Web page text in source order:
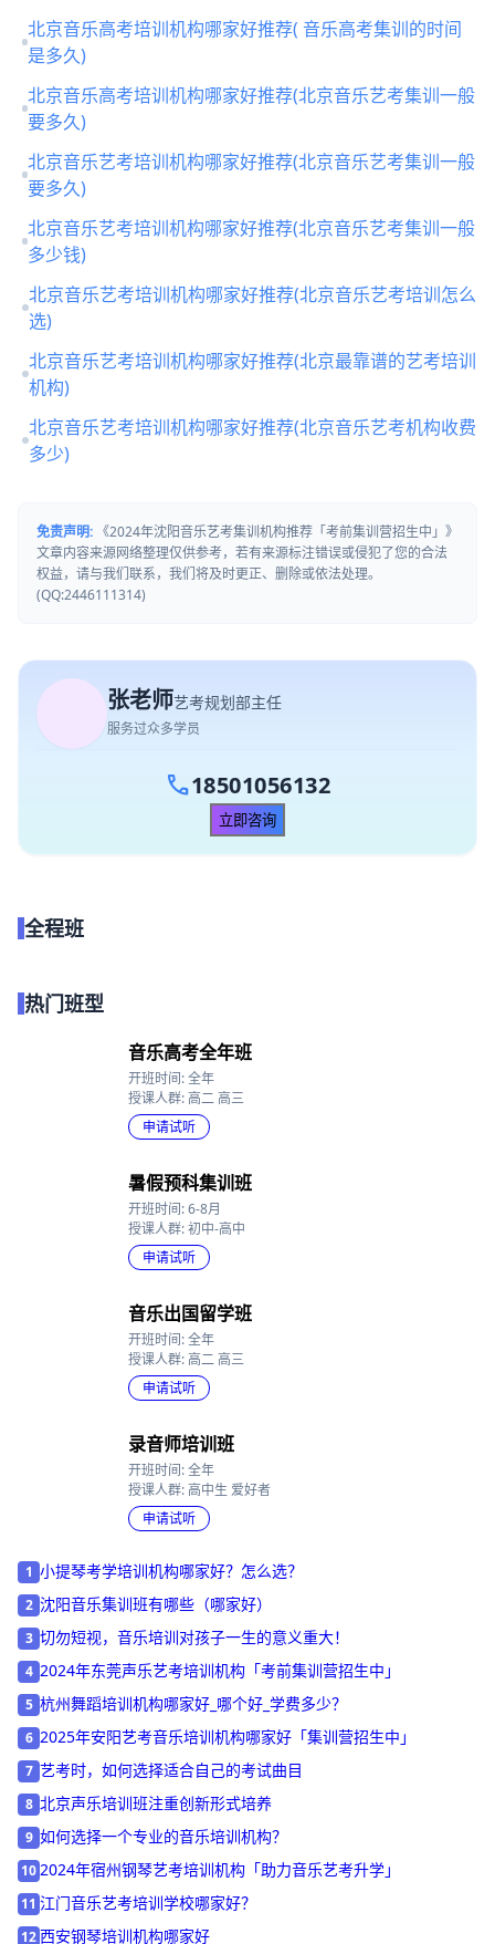
北京音乐高考培训机构哪家好推荐( 音乐高考集训的时间
是多久)
北京音乐高考培训机构哪家好推荐(北京音乐艺考集训一般
要多久)
北京音乐艺考培训机构哪家好推荐(北京音乐艺考集训一般
要多久)
北京音乐艺考培训机构哪家好推荐(北京音乐艺考集训一般
多少钱)
北京音乐艺考培训机构哪家好推荐(北京音乐艺考培训怎么
选)
北京音乐艺考培训机构哪家好推荐(北京最靠谱的艺考培训
机构)
北京音乐艺考培训机构哪家好推荐(北京音乐艺考机构收费
多少)
免责声明:《2024年沈阳音乐艺考集训机构推荐「考前集训营招生中」》
文章内容来源网络整理仅供参考，若有来源标注错误或侵犯了您的合法
权益，请与我们联系，我们将及时更正、删除或依法处理。
张老师艺考规划部主任
call 18501056132
立即咨询
音乐高考全年班
开班时间: 全年
授课人群: 高二 高三
暑假预科集训班
开班时间: 6-8月
授课人群: 初中-高中
音乐出国留学班
开班时间: 全年
授课人群: 高二 高三
录音师培训班
开班时间: 全年
授课人群: 高中生 爱好者
1 小提琴考学培训机构哪家好？怎么选？
2 沈阳音乐集训班有哪些（哪家好）
3 切勿短视，音乐培训对孩子一生的意义重大！
4 2024年东莞声乐艺考培训机构「考前集训营招生中」
5 杭州舞蹈培训机构哪家好_哪个好_学费多少？
6 2025年安阳艺考音乐培训机构哪家好「集训营招生中」
7 艺考时，如何选择适合自己的考试曲目
8 北京声乐培训班注重创新形式培养
9 如何选择一个专业的音乐培训机构？
10 2024年宿州钢琴艺考培训机构「助力音乐艺考升学」
11江门音乐艺考培训学校哪家好？